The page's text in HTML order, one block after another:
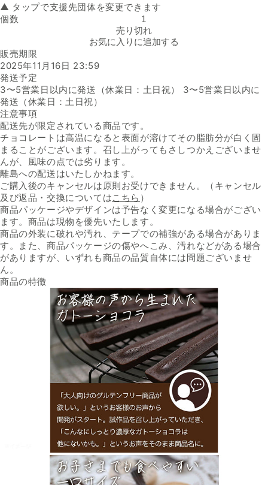
▲ タップで支援先団体を変更できます
個数「米粉とカカオのしっとり濃厚ガトーショコラ（5本入×2袋）と米粉
売り切れ
お気に入りに追加する
販売期限
2025年11月16日 23:59
発送予定
3〜5営業日以内に発送（休業日：土日祝） 3〜5営業日以内に
発送（休業日：土日祝）
注意事項
配送先が限定されている商品です。
チョコレートは高温になると表面が溶けてその脂肪分が白く固
まることがございます。召し上がってもさしつかえございませ
んが、風味の点では劣ります。
離島への配送はいたしかねます。
ご購入後のキャンセルは原則お受けできません。（キャンセル
及び返品・交換についてはこちら ）
商品パッケージやデザインは予告なく変更になる場合がござい
ます。商品は現物を優先いたします。
商品の外装に破れや汚れ、テープでの補強がある場合がありま
す。また、商品パッケージの傷やへこみ、汚れなどがある場合
がありますが、いずれも商品の品質自体には問題ございませ
ん。
商品の特徴